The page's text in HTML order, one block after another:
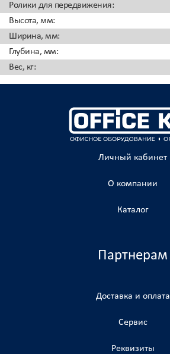
Ролики для передвижения:
Высота, мм:
Ширина, мм:
Глубина, мм:
Вес, кг:
Личный кабинет
О компании
Каталог
Партнерам
Доставка и оплата
Сервис
Реквизиты